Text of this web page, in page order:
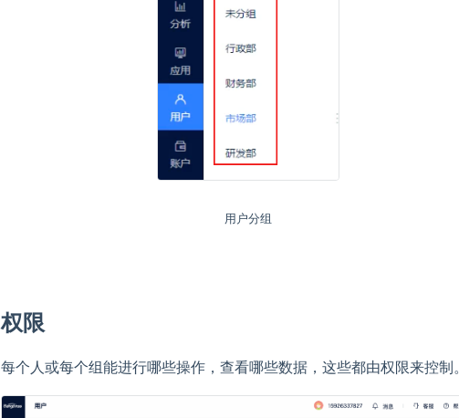
用户分组
权限
每个人或每个组能进行哪些操作，查看哪些数据，这些都由权限来控制。